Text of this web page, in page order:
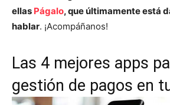
ellas Págalo, que últimamente está
hablar. ¡Acompáñanos!
Las 4 mejores apps
gestión de pagos en